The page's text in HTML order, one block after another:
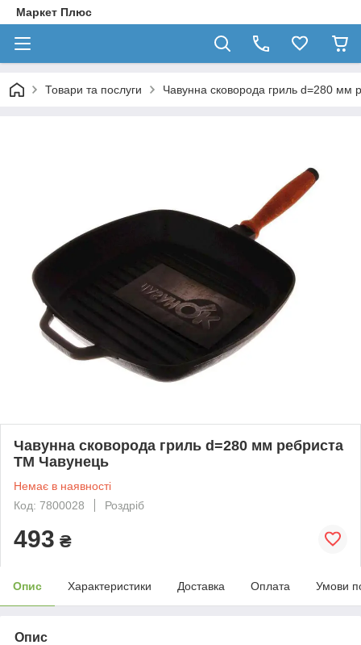
Маркет Плюс
Товари та послуги Чавунна сковорода гриль d=280 мм
Чавунна сковорода гриль d=280 мм ребриста
ТМ Чавунець
Немає в наявності
Код: 7800028
Роздріб
493 ₴
Опис Характеристики Доставка Оплата Умови
Опис